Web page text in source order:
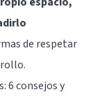
de respetar
6 consejos y